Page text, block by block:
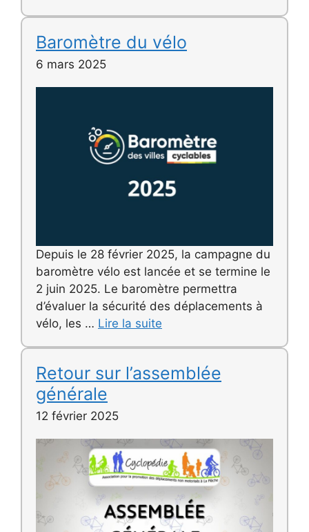
Baromètre du vélo
6 mars 2025
Depuis le 28 février 2025, la campagne du
baromètre vélo est lancée et se termine le
2 juin 2025. Le baromètre permettra
d’évaluer la sécurité des déplacements à
vélo, les … Lire la suite
Retour sur l’assemblée
générale
12 février 2025